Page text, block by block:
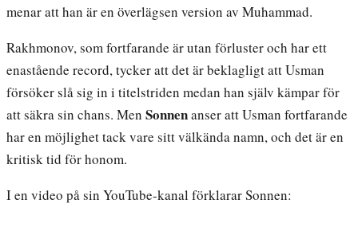
menar att han är en överlägsen version av Muhammad.
Rakhmonov, som fortfarande är utan förluster och har ett
enastående record, tycker att det är beklagligt att Usman
försöker slå sig in i titelstriden medan han själv kämpar för
att säkra sin chans. Men Sonnenanser att Usman fortfarande
har en möjlighet tack vare sitt välkända namn, och det är en
kritisk tid för honom.
I en video på sin YouTube-kanal förklarar Sonnen: